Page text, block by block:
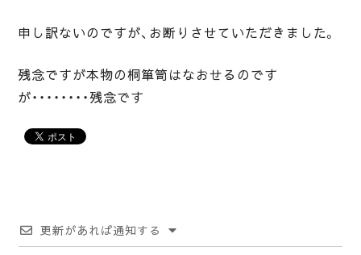
申し訳ないのですが、お断りさせていただきました。
残念ですが本物の桐箪笥はなおせるのです
が・・・・・・・・残念です
更新があれば通知する